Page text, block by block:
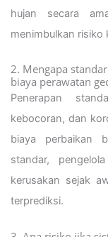
hujan secara
menimbulkan risiko
2. Mengapa
biaya perawatan
Penerapan
kebocoran, dan
biaya perbaikan
standar,
kerusakan sejak
terprediksi.